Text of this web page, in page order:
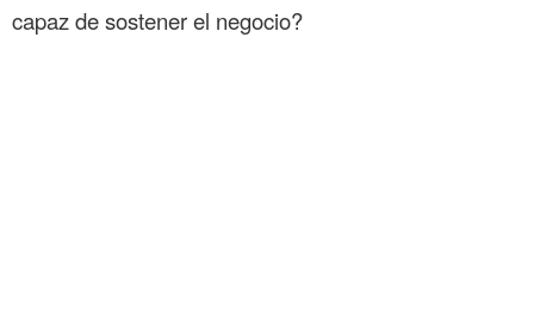
capaz de sostener el negocio?